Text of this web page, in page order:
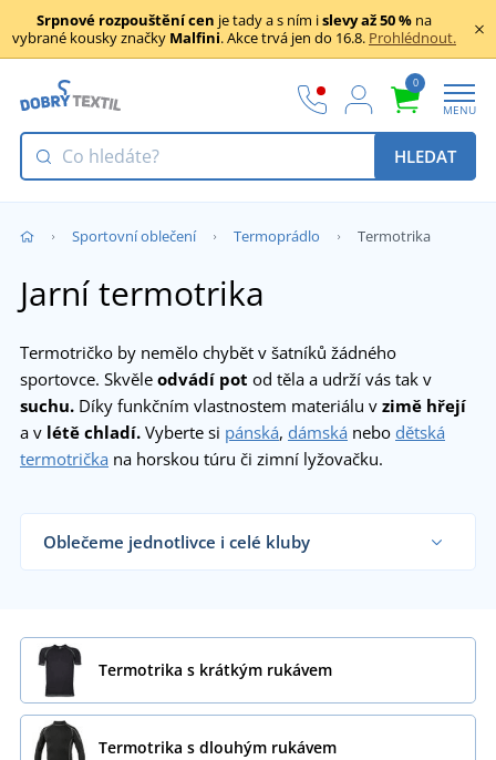
Srpnové rozpouštění cen je tady a s ním islevy až 50 % na
vybrané kousky značky Malfini. Akce trvá jen do 16.8. Prohlédnout.
0
MENU
HLEDAT
Sportovní oblečení Termoprádlo Termotrika
Jarní termotrika
Termotričko by nemělo chybět v šatníků žádného
sportovce. Skvěle odvádí pot od těla a udrží vás tak v
suchu. Díky funkčním vlastnostem materiálu v zimě hřejí
a v létě chladí. Vyberte si pánská, dámská nebo dětská
termotrička na horskou túru či zimní lyžovačku.
Oblečeme jednotlivce i celé kluby
Termotrika s krátkým rukávem
Termotrika s dlouhým rukávem